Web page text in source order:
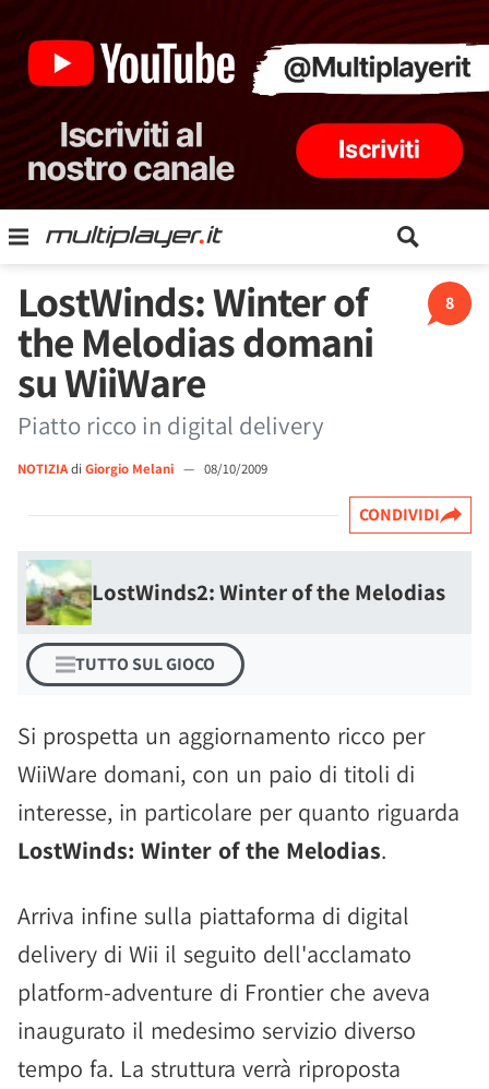
8
LostWinds: Winter of
the Melodias domani
su WiiWare
Piatto ricco in digital delivery
NOTIZIAdi Giorgio Melani — 08/10/2009
CONDIVIDI
LostWinds2: Winter of the Melodias
TUTTO SUL GIOCO
Si prospetta un aggiornamento ricco per
WiiWare domani, con un paio di titoli di
interesse, in particolare per quanto riguarda
LostWinds: Winter of the Melodias.
Arriva infine sulla piattaforma di digital
delivery di Wii il seguito dell'acclamato
platform-adventure di Frontier che aveva
inaugurato il medesimo servizio diverso
tempo fa. La struttura verrà riproposta